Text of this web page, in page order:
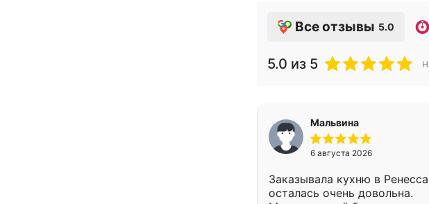
Все отзывы 5.0
5.0 из 5
Мальвина
6 августа 2026
Заказывала кухню в
осталась очень довольна.